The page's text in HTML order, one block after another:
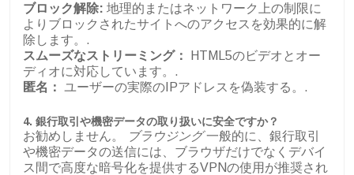
ブロック解除: 地理的またはネットワーク上の制限に
よりブロックされたサイトへのアクセスを効果的に解
除します。.
スムーズなストリーミング：
HTML5のビデオとオー
ディオに対応しています。.
匿名：
ユーザーの実際のIPアドレスを偽装する。.
4. 銀行取引や機密データの取り扱いに安全ですか？
お勧めしません。 ブラウジング一般的に、銀行取引
や機密データの送信には、ブラウザだけでなくデバイ
ス間で高度な暗号化を提供するVPNの使用が推奨され